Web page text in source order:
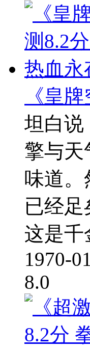
《皇
坦白说
擎与天
味道。
已经
这是千
1970-
8.0